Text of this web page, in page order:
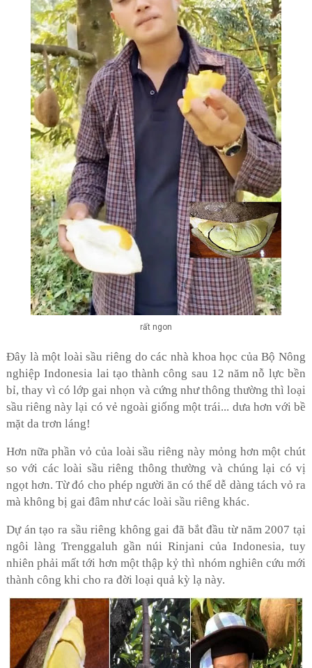
rất ngon
Đây là một loài sầu riêng do các nhà khoa học của Bộ Nông
nghiệp Indonesia lai tạo thành công sau 12 năm nỗ lực bền
bỉ, thay vì có lớp gai nhọn và cứng như thông thường thì loại
sầu riêng này lại có vẻ ngoài giống một trái... dưa hơn với bề
mặt da trơn láng!
Hơn nữa phần vỏ của loài sầu riêng này mỏng hơn một chút
so với các loài sầu riêng thông thường và chúng lại có vị
ngọt hơn. Từ đó cho phép người ăn có thể dễ dàng tách vỏ ra
mà không bị gai đâm như các loài sầu riêng khác.
Dự án tạo ra sầu riêng không gai đã bắt đầu từ năm 2007 tại
ngôi làng Trenggaluh gần núi Rinjani của Indonesia, tuy
nhiên phải mất tới hơn một thập kỷ thì nhóm nghiên cứu mới
thành công khi cho ra đời loại quả kỳ lạ này.